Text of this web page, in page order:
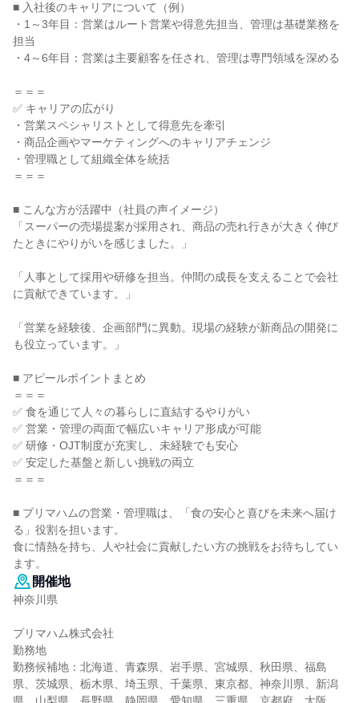
■ 入社後のキャリアについて（例）
・1～3年目：営業はルート営業や得意先担当、管理は基礎業務を
担当
・4～6年目：営業は主要顧客を任され、管理は専門領域を深める
＝＝＝
✅ キャリアの広がり
・営業スペシャリストとして得意先を牽引
・商品企画やマーケティングへのキャリアチェンジ
・管理職として組織全体を統括
＝＝＝
■ こんな方が活躍中（社員の声イメージ）
「スーパーの売場提案が採用され、商品の売れ行きが大きく伸び
たときにやりがいを感じました。」
「人事として採用や研修を担当。仲間の成長を支えることで会社
に貢献できています。」
「営業を経験後、企画部門に異動。現場の経験が新商品の開発に
も役立っています。」
■ アピールポイントまとめ
＝＝＝
✅ 食を通じて人々の暮らしに直結するやりがい
✅ 営業・管理の両面で幅広いキャリア形成が可能
✅ 研修・OJT制度が充実し、未経験でも安心
✅ 安定した基盤と新しい挑戦の両立
＝＝＝
■ プリマハムの営業・管理職は、「食の安心と喜びを未来へ届け
る」役割を担います。
食に情熱を持ち、人や社会に貢献したい方の挑戦をお待ちしてい
ます。
開催地
神奈川県
プリマハム株式会社
勤務地
勤務候補地：北海道、青森県、岩手県、宮城県、秋田県、福島
県、茨城県、栃木県、埼玉県、千葉県、東京都、神奈川県、新潟